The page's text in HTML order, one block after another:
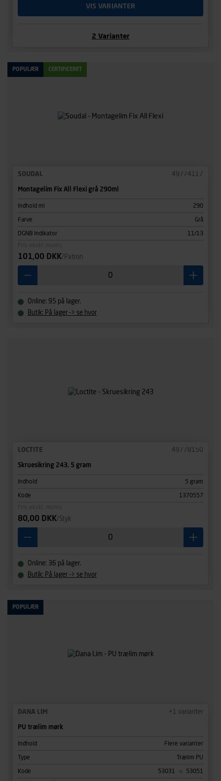
VIS VARIANTER
2 Varianter
POPULÆR CERTIFICERET
SOUDAL 49774117
Montagelim Fix All Flexi grå 290ml
Indhold ml 290
Farve Grå
DGNB Indikator
11/13
101,00 DKK/Patron
Online: 95 på lager.
Butik: På lager -> se hvor
LOCTITE 49778150
Skruesikring 243, 5 gram
Indhold 5 gram
Kode
1370557
80,00 DKK/Styk
Online: 36 på lager.
Butik: På lager -> se hvor
POPULÆR
DANA LIM +1 varianter
PU trælim mørk
Indhold Flere varianter
Type Trælim PU
Kode 53031
53051